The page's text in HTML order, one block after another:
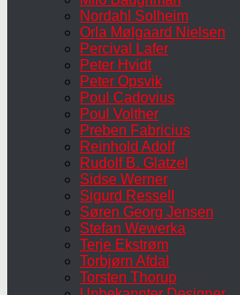
Nordahl Solheim
Orla Mølgaard Nielsen
Percival Lafer
Peter Hvidt
Peter Opsvik
Poul Cadovius
Poul Volther
Preben Fabricius
Reinhold Adolf
Rudolf B. Glatzel
Sidse Werner
Sigurd Ressell
Søren Georg Jensen
Stefan Wewerka
Terje Ekstrøm
Torbjørn Afdal
Torsten Thorup